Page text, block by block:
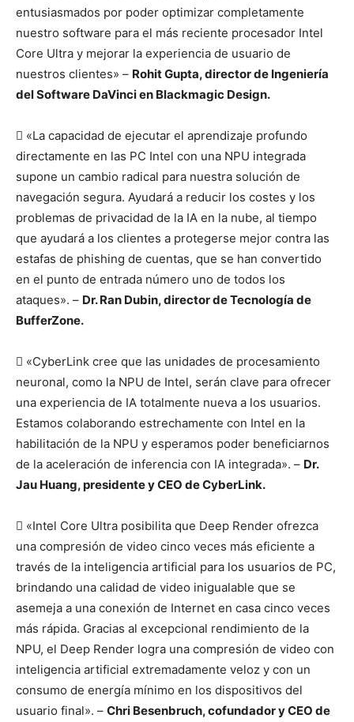
entusiasmados por poder optimizar completamente
nuestro software para el más reciente procesador Intel
Core Ultra y mejorar la experiencia de usuario de
nuestros clientes» – Rohit Gupta, director de Ingeniería
del Software DaVinci en Blackmagic Design.
 «La capacidad de ejecutar el aprendizaje profundo
directamente en las PC Intel con una NPU integrada
supone un cambio radical para nuestra solución de
navegación segura. Ayudará a reducir los costes y los
problemas de privacidad de la IA en la nube, al tiempo
que ayudará a los clientes a protegerse mejor contra las
estafas de phishing de cuentas, que se han convertido
en el punto de entrada número uno de todos los
ataques». – Dr. Ran Dubin, director de Tecnología de
BufferZone.
 «CyberLink cree que las unidades de procesamiento
neuronal, como la NPU de Intel, serán clave para ofrecer
una experiencia de IA totalmente nueva a los usuarios.
Estamos colaborando estrechamente con Intel en la
habilitación de la NPU y esperamos poder beneficiarnos
de la aceleración de inferencia con IA integrada». – Dr.
Jau Huang, presidente y CEO de CyberLink.
 «Intel Core Ultra posibilita que Deep Render ofrezca
una compresión de video cinco veces más eficiente a
través de la inteligencia artificial para los usuarios de PC,
brindando una calidad de video inigualable que se
asemeja a una conexión de Internet en casa cinco veces
más rápida. Gracias al excepcional rendimiento de la
NPU, el Deep Render logra una compresión de video con
inteligencia artificial extremadamente veloz y con un
consumo de energía mínimo en los dispositivos del
usuario final». – Chri Besenbruch, cofundador y CEO de